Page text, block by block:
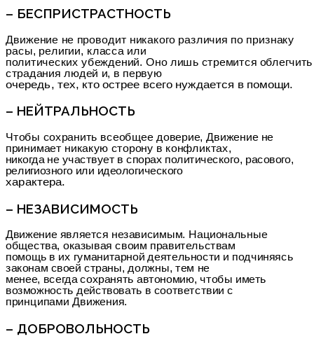
– БЕСПРИСТРАСТНОСТЬ
Движение не проводит никакого различия по признаку
расы, религии, класса или
политических убеждений. Оно лишь стремится облегчить
страдания людей и, в первую
очередь, тех, кто острее всего нуждается в помощи.
– НЕЙТРАЛЬНОСТЬ
Чтобы сохранить всеобщее доверие, Движение не
принимает никакую сторону в конфликтах,
никогда не участвует в спорах политического, расового,
религиозного или идеологического
характера.
– НЕЗАВИСИМОСТЬ
Движение является независимым. Национальные
общества, оказывая своим правительствам
помощь в их гуманитарной деятельности и подчиняясь
законам своей страны, должны, тем не
менее, всегда сохранять автономию, чтобы иметь
возможность действовать в соответствии с
принципами Движения.
– ДОБРОВОЛЬНОСТЬ